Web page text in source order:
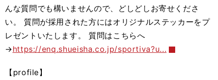
んな質問でも構いませんので、どしどしお寄せくださ
い。 質問が採用された方にはオリジナルステッカーをプ
レゼントいたします。 質問はこちらへ
→https://enq.shueisha.co.jp/sportiva?u...
【profile】